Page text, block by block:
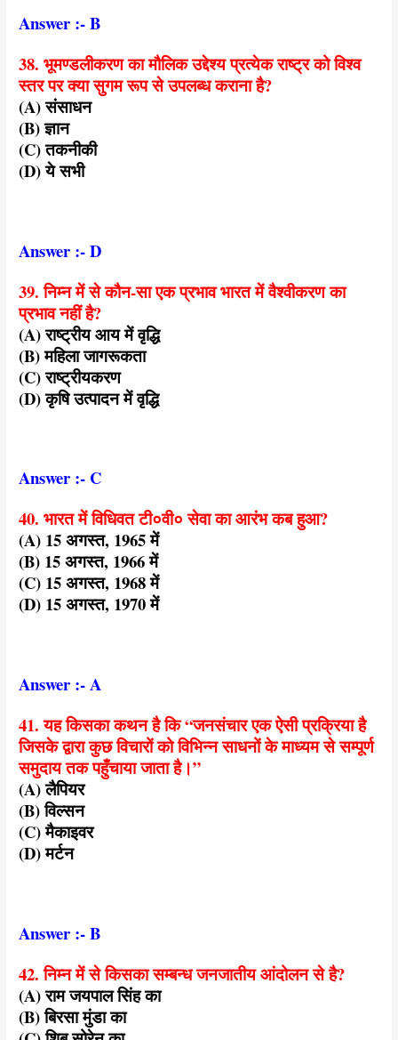
Answer :- B
38. भूमण्डलीकरण का मौलिक उद्देश्य प्रत्येक राष्ट्र को विश्व
स्तर पर क्या सुगम रूप से उपलब्ध कराना है?
(A) संसाधन
(B) ज्ञान
(C) तकनीकी
(D) ये सभी
Answer :- D
39. निम्न में से कौन-सा एक प्रभाव भारत में वैश्वीकरण का
प्रभाव नहीं है?
(A) राष्ट्रीय आय में वृद्धि
(B) महिला जागरूकता
(C) राष्ट्रीयकरण
(D) कृषि उत्पादन में वृद्धि
Answer :- C
40. भारत में विधिवत टी०वी० सेवा का आरंभ कब हुआ?
(A) 15 अगस्त, 1965 में
(B) 15 अगस्त, 1966 में
(C) 15 अगस्त, 1968 में
(D) 15 अगस्त, 1970 में
Answer :- A
41. यह किसका कथन है कि “जनसंचार एक ऐसी प्रक्रिया है
जिसके द्वारा कुछ विचारों को विभिन्न साधनों के माध्यम से सम्पूर्ण
समुदाय तक पहुँचाया जाता है।”
(A) लैपियर
(B) विल्सन
(C) मैकाइवर
(D) मर्टन
Answer :- B
42. निम्न में से किसका सम्बन्ध जनजातीय आंदोलन से है?
(A) राम जयपाल सिंह का
(B) बिरसा मुंडा का